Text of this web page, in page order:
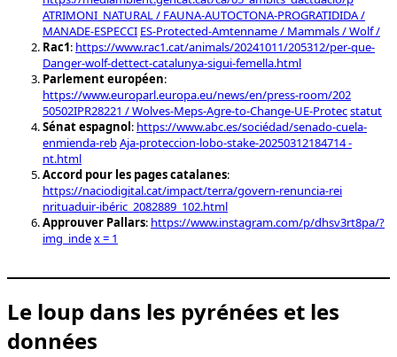
ATRIMONI_NATURAL / FAUNA-AUTOCTONA-PROGRATIDIDA /
MANADE-ESPECCI ES-Protected-Amtenname / Mammals / Wolf /
Rac1: https://www.rac1.cat/animals/20241011/205312/per-que-
Danger-wolf-dettect-catalunya-sigui-femella.html
Parlement européen:
https://www.europarl.europa.eu/news/en/press-room/202
50502IPR28221 / Wolves-Meps-Agre-to-Change-UE-Protecstatut
Sénat espagnol: https://www.abc.es/sociédad/senado-cuela-
enmienda-rebAja-proteccion-lobo-stake-20250312184714 -
nt.html
Accord pour les pages catalanes:
https://naciodigital.cat/impact/terra/govern-renuncia-rei
nrituaduir-ibéric_2082889_102.html
Approuver Pallars: https://www.instagram.com/p/dhsv3rt8pa/?
img_index = 1
Le loup dans les pyrénées et les
données